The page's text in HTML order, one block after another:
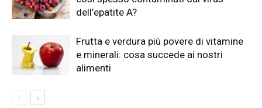
dell’epatite A?
Frutta e verdura più povere di vitamine
e minerali: cosa succede ai nostri
alimenti